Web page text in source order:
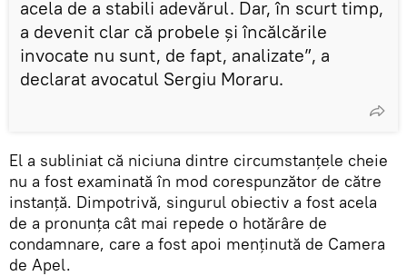
acela de a stabili adevărul. Dar, în scurt timp,
a devenit clar că probele și încălcările
invocate nu sunt, de fapt, analizate”, a
declarat avocatul Sergiu Moraru.
El a subliniat că niciuna dintre circumstanțele cheie
nu a fost examinată în mod corespunzător de către
instanță. Dimpotrivă, singurul obiectiv a fost acela
de a pronunța cât mai repede o hotărâre de
condamnare, care a fost apoi menținută de Camera
de Apel.